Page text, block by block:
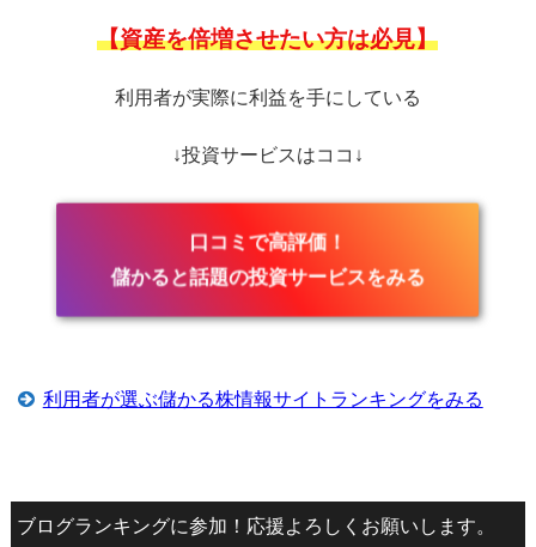
【資産を倍増させたい方は必見】
利用者が実際に利益を手にしている
↓投資サービスはココ↓
口コミで高評価！
儲かると話題の投資サービスをみる
利用者が選ぶ儲かる株情報サイトランキングをみる
ブログランキングに参加！応援よろしくお願いします。